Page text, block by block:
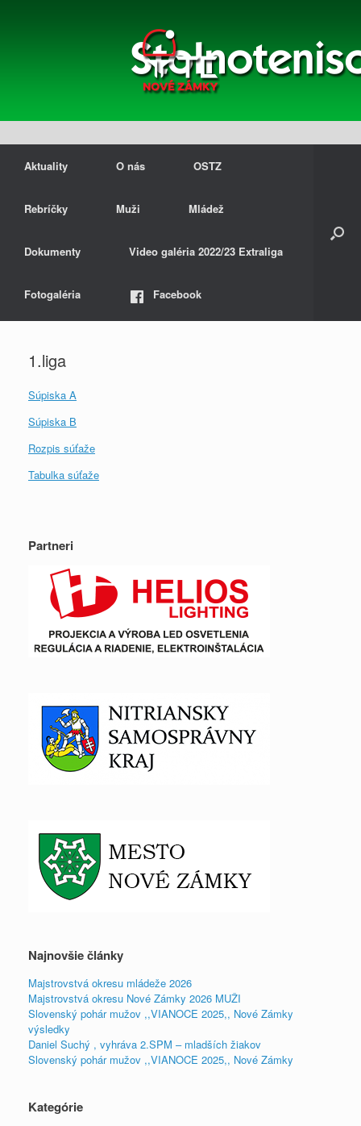
Aktuality O nás OSTZ
Rebríčky Muži Mládež
Dokumenty Video galéria 2022/23 Extraliga
Fotogaléria Facebook
1.liga
Súpiska A
Súpiska B
Rozpis súťaže
Tabulka súťaže
Partneri
Najnovšie články
Majstrovstvá okresu mládeže 2026
Majstrovstvá okresu Nové Zámky 2026 MUŽI
Slovenský pohár mužov ,,VIANOCE 2025,, Nové Zámky
výsledky
Daniel Suchý , vyhráva 2.SPM – mladších žiakov
Slovenský pohár mužov ,,VIANOCE 2025,, Nové Zámky
Kategórie